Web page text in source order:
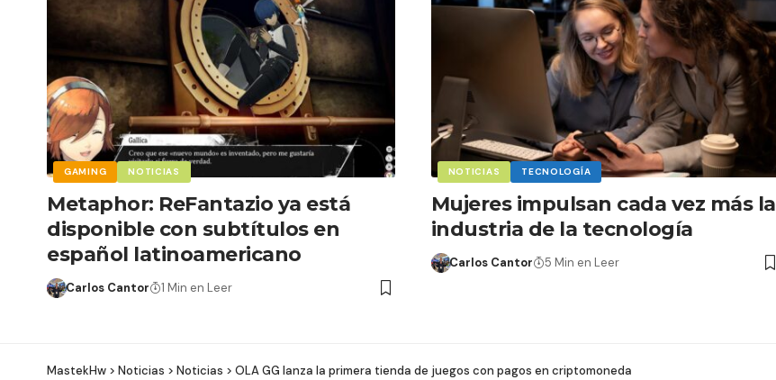
GAMING NOTICIAS
Metaphor: ReFantazio ya está
disponible con subtítulos en
español latinoamericano
Carlos Cantor 1 Min en Leer
NOTICIAS TECNOLOGÍA
Mujeres impulsan cada vez más la
industria de la tecnología
Carlos Cantor 5 Min en Leer
MastekHw > Noticias > Noticias > OLA GG lanza la primera tienda de juegos con pagos en criptomoneda